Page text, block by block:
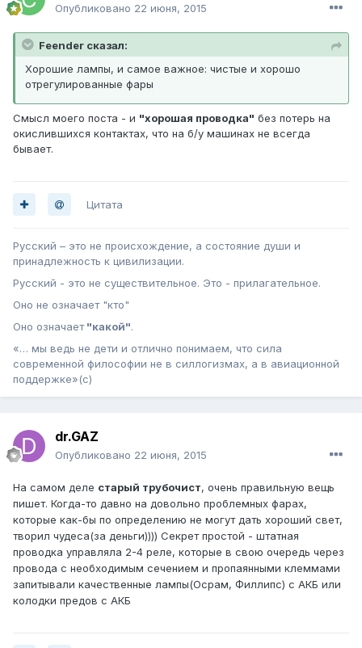
Опубликовано 22 июня, 2015
Feender сказал:
Хорошие лампы, и самое важное: чистые и хорошо
отрегулированные фары
Смысл моего поста - и "хорошая проводка" без потерь на
окислившихся контактах, что на б/у машинах не всегда
бывает.
Цитата
Русский – это не происхождение, а состояние души и
принадлежность к цивилизации.
Русский - это не существительное. Это - прилагательное.
Оно не означает "кто"
Оно означает"какой".
«… мы ведь не дети и отлично понимаем, что сила
современной философии не в силлогизмах, а в авиационной
поддержке»(с)
dr.GAZ
Опубликовано 22 июня, 2015
На самом деле старый трубочист, очень правильную вещь
пишет. Когда-то давно на довольно проблемных фарах,
которые как-бы по определению не могут дать хороший свет,
творил чудеса(за деньги)))) Секрет простой - штатная
проводка управляла 2-4 реле, которые в свою очередь через
провода с необходимым сечением и пропаянными клеммами
запитывали качественные лампы(Осрам, Филлипс) с АКБ или
колодки предов с АКБ